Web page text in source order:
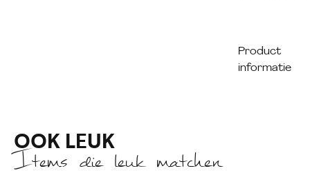
Product
informatie
OOK LEUK
Items die leuk matchen